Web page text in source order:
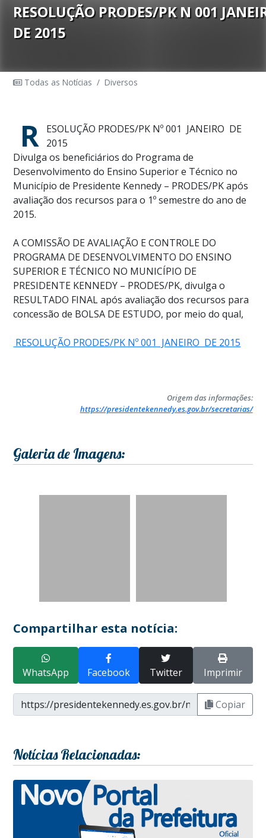
RESOLUÇÃO PRODES/PK N 001
DE 2015
Todas as Notícias / Diversos
R ESOLUÇÃO PRODES/PK Nº 001 JANEIRO DE
2015
Divulga os beneficiários do Programa de
Desenvolvimento do Ensino Superior e Técnico no
Município de Presidente Kennedy – PRODES/PK após
avaliação dos recursos para o 1º semestre do ano de
2015.
A COMISSÃO DE AVALIAÇÃO E CONTROLE DO
PROGRAMA DE DESENVOLVIMENTO DO ENSINO
SUPERIOR E TÉCNICO NO MUNICÍPIO DE
PRESIDENTE KENNEDY – PRODES/PK, divulga o
RESULTADO FINAL após avaliação dos recursos para
concessão de BOLSA DE ESTUDO, por meio do qual,
RESOLUÇÃO PRODES/PK Nº 001 JANEIRO DE 2015
Origem das informações:
https://presidentekennedy.es.gov.br/secretarias/
Galeria de Imagens:
Compartilhar esta notícia:
WhatsApp Facebook Twitter Imprimir
Copiar
Notícias Relacionadas: